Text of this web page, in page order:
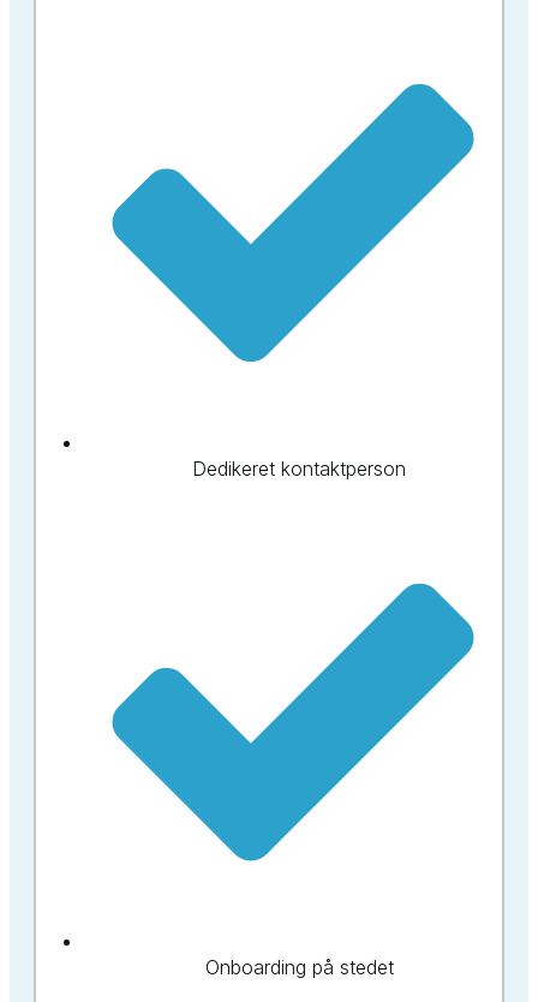
Dedikeret kontaktperson
Onboarding på stedet